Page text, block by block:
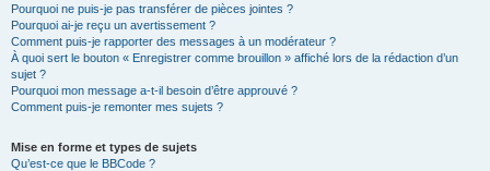
Pourquoi ne puis-je pas transférer de pièces jointes ?
Pourquoi ai-je reçu un avertissement ?
Comment puis-je rapporter des messages à un modérateur ?
À quoi sert le bouton « Enregistrer comme brouillon » affiché lors de la rédaction d’un
sujet ?
Pourquoi mon message a-t-il besoin d’être approuvé ?
Comment puis-je remonter mes sujets ?
Mise en forme et types de sujets
Qu’est-ce que le BBCode ?